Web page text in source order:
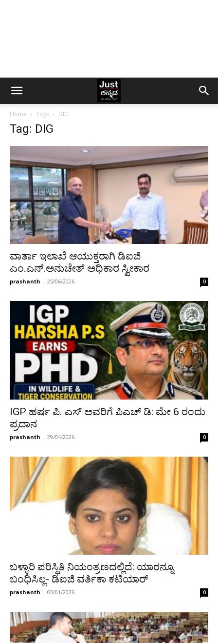
Home Tags DIG
Tag: DIG
ವಾರ್ತಾ ಇಲಾಖೆ ಆಯುಕ್ತರಾಗಿ ಡಿಐಜಿ
ಎಂ.ಎನ್.ಅನುಚೇತ್ ಅಧಿಕಾರ ಸ್ವೀಕಾರ
prashanth - 25/06/2026 0
IGP ಹರ್ಷ ಪಿ. ಎಸ್ ಅವರಿಗೆ ಪಿಎಚ್ ಡಿ: ಮೇ 6 ರಂದು
ಪ್ರದಾನ
prashanth - 29/04/2026 0
ಬಳ್ಳಾರಿ ಪರಿಸ್ಥಿತಿ ನಿಯಂತ್ರಣದಲ್ಲಿದೆ: ಯಾರನ್ನೂ
ಬಂಧಿಸಿಲ್ಲ- ಡಿಐಜಿ ವರ್ತಿಕಾ ಕಟಿಯಾರ್
prashanth - 03/01/2026 0